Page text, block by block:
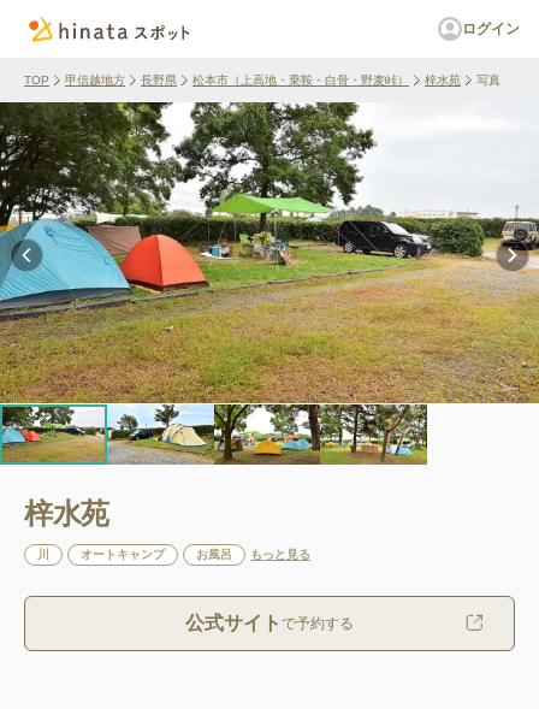
ログイン
TOP 甲信越地方 長野県 松本市（上高地・乗鞍・白骨・野麦峠） 梓水苑 写真
梓水苑
オートキャンプ お風呂 もっと見る
公式サイト で予約する